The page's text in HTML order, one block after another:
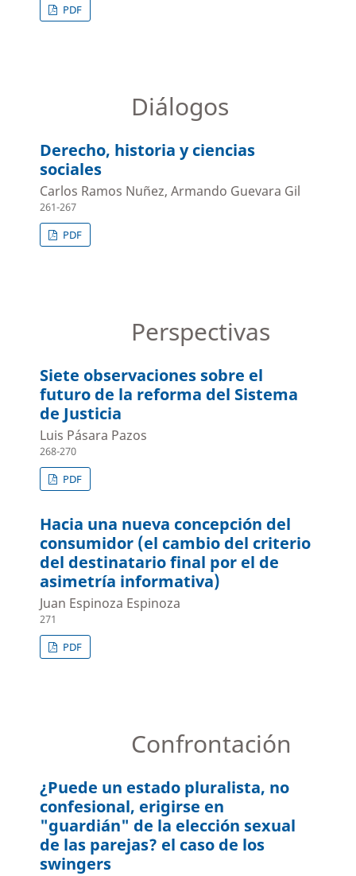
PDF
Diálogos
Derecho, historia y ciencias
sociales
Carlos Ramos Nuñez, Armando Guevara Gil
261-267
PDF
Perspectivas
Siete observaciones sobre el
futuro de la reforma del Sistema
de Justicia
Luis Pásara Pazos
268-270
PDF
Hacia una nueva concepción del
consumidor (el cambio del criterio
del destinatario final por el de
asimetría informativa)
Juan Espinoza Espinoza
271
PDF
Confrontación
¿Puede un estado pluralista, no
confesional, erigirse en
"guardián" de la elección sexual
de las parejas? el caso de los
swingers